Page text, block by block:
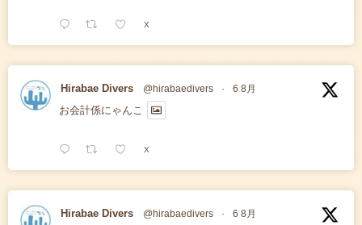
X
Hirabae Divers @hirabaedivers · 6 8月
お会計係にゃんこ
X
Hirabae Divers @hirabaedivers · 6 8月